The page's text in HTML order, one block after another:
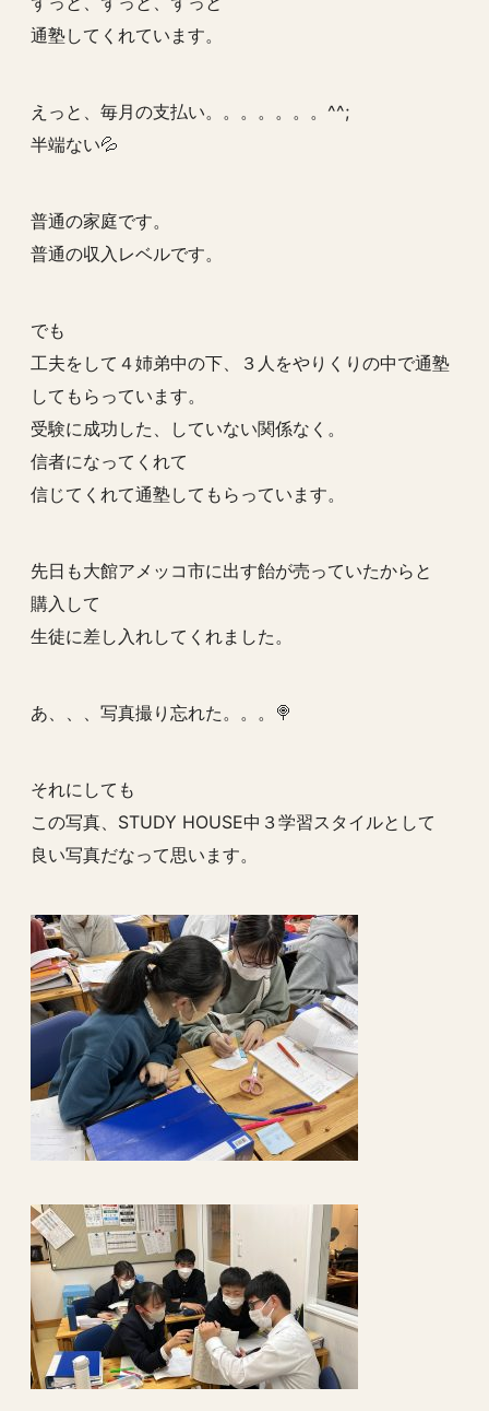
通塾してくれています。
えっと、毎月の支払い。。。。。。。^^;
半端ない💦
普通の家庭です。
普通の収入レベルです。
でも
工夫をして４姉弟中の下、３人をやりくりの中で通塾
してもらっています。
受験に成功した、していない関係なく。
信者になってくれて
信じてくれて通塾してもらっています。
先日も大館アメッコ市に出す飴が売っていたからと
購入して
生徒に差し入れしてくれました。
あ、、、写真撮り忘れた。。。🍭
それにしても
この写真、STUDY HOUSE中３学習スタイルとして
良い写真だなって思います。